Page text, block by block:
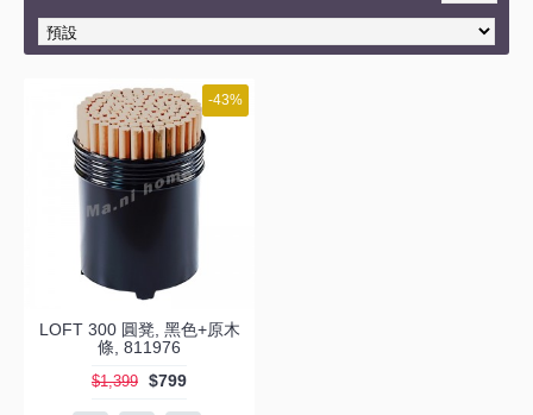
-43%
LOFT 300 圓凳, 黑色+原木
條, 811976
$1,399 $799